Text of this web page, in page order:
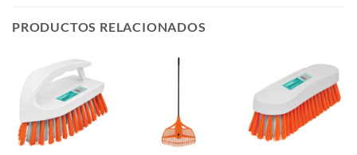
PRODUCTOS RELACIONADOS